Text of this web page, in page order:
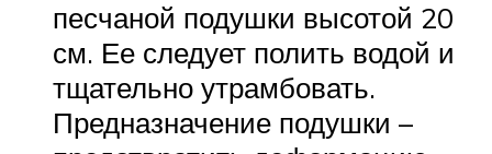
песчаной подушки высотой 20
см. Ее следует полить водой и
тщательно утрамбовать.
Предназначение подушки –